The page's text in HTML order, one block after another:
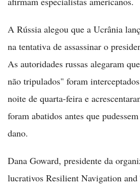
A Rússia alegou que a Ucrânia
na tentativa de assassinar o
As autoridades russas alegaram
não tripulados" foram
noite de quarta-feira e
foram abatidos antes que
dano.
Dana Goward, presidente da
lucrativos Resilient Navigation